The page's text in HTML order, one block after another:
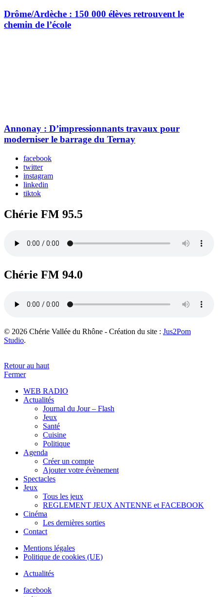
Drôme/Ardèche : 150 000 élèves retrouvent le
chemin de l’école
Annonay : D’impressionnants travaux pour
moderniser le barrage du Ternay
facebook
twitter
instagram
linkedin
tiktok
Chérie FM 95.5
Chérie FM 94.0
© 2026 Chérie Vallée du Rhône - Création du site : Jus2Pom
Studio.
Retour au haut
Fermer
WEB RADIO
Actualités
Journal du Jour – Flash
Jeux
Santé
Cuisine
Politique
Agenda
Créer un compte
Ajouter votre évènement
Spectacles
Jeux
Tous les jeux
REGLEMENT JEUX ANTENNE et FACEBOOK
Cinéma
Les dernières sorties
Contact
Mentions légales
Politique de cookies (UE)
Actualités
facebook